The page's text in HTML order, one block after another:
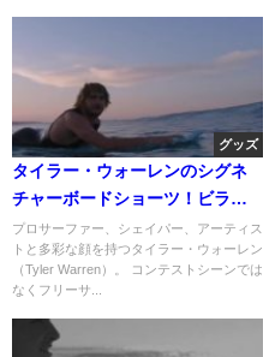
グッズ
タイラー・ウォーレンのシグネ
チャーボードショーツ！ビラボ
ンのプロモ動画
プロサーファー、シェイパー、アーティス
トと多彩な顔を持つタイラー・ウォーレン
（Tyler Warren）。 コンテストシーンでは
なくフリーサ...